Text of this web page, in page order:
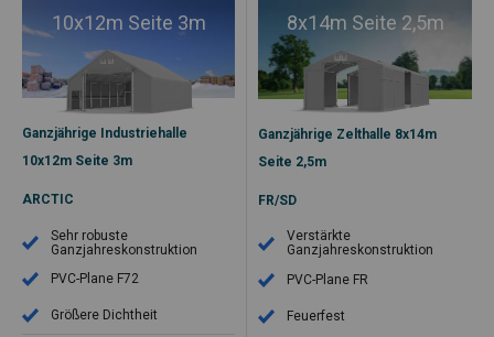
10x12m Seite 3m
Ganzjährige Industriehalle
10x12m Seite 3m
ARCTIC
Sehr robuste
Ganzjahreskonstruktion
PVC-Plane F72
Größere Dichtheit
8x14m Seite 2,5m
Ganzjährige Zelthalle 8x14m
Seite 2,5m
FR/SD
Verstärkte
Ganzjahreskonstruktion
PVC-Plane FR
Feuerfest